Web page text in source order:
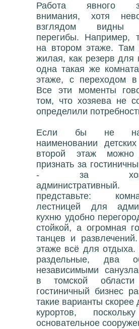
Работа явного
внимания, хотя
взглядом видны
перегибы. Например,
на втором этаже. Там
жилая, как резерв для
одна такая же
этаже, с переходом в
Все эти моменты
том, что хозяева не
определили
Если бы не
наименовании
второй этаж
признать за
- за
представьте:
лестницей для
кухню удобно
стойкой, а огромная
танцев и
этаже всё для
раздельные, два
независимыми
в томской области
гостиничный бизнес
такие варианты
курортов,
основательное